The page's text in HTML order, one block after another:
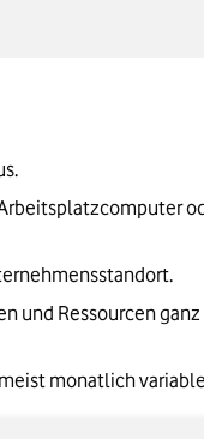
und Ressourcen
monatlich